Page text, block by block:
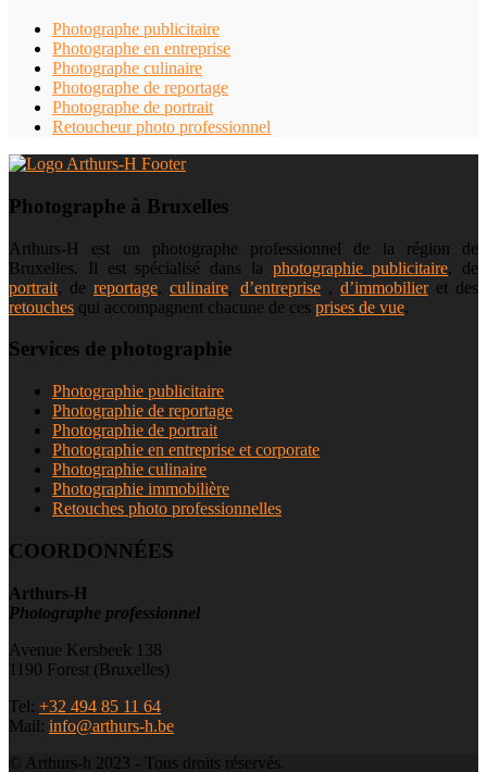
Photographe publicitaire
Photographe en entreprise
Photographe culinaire
Photographe de reportage
Photographe de portrait
Retoucheur photo professionnel
Photographe à Bruxelles
Arthurs-H est un photographe professionnel de la région de
Bruxelles. Il est spécialisé dans la photographie publicitaire, de
portrait, de reportage, culinaire, d’entreprise , d’immobilieret des
retouches qui accompagnent chacune de ces prises de vue.
Services de photographie
Photographie publicitaire
Photographie de reportage
Photographie de portrait
Photographie en entreprise et corporate
Photographie culinaire
Photographie immobilière
Retouches photo professionnelles
COORDONNÉES
Arthurs-H
Photographe professionnel
Avenue Kersbeek 138
1190 Forest (Bruxelles)
Tel: +32 494 85 11 64
Mail: info@arthurs-h.be
© Arthurs-h 2023 - Tous droits réservés.